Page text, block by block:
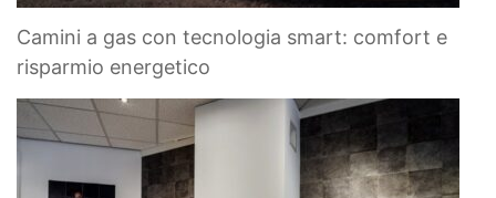
Camini a gas con tecnologia smart: comfort e
risparmio energetico